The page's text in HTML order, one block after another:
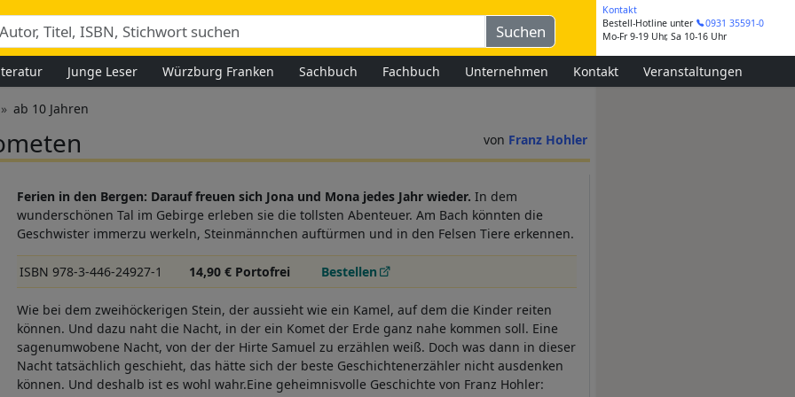
Kontakt
Bestell-Hotline unter
0931 35591-0
Mo-Fr 9-19 Uhr, Sa 10-16 Uhr
Junge Leser Würzburg Franken Sachbuch Fachbuch Unternehmen Kontakt Veranstaltungen
ab 10 Jahren
Franz Hohler
Ferien in den Bergen: Darauf freuen sich Jona und Mona jedes Jahr wieder. In dem
wunderschönen Tal im Gebirge erleben sie die tollsten Abenteuer. Am Bach könnten die
Geschwister immerzu werkeln, Steinmännchen auftürmen und in den Felsen Tiere erkennen.
ISBN 978-3-446-24927-1 14,90 € Portofrei Bestellen
Wie bei dem zweihöckerigen Stein, der aussieht wie ein Kamel, auf dem die Kinder reiten
können. Und dazu naht die Nacht, in der ein Komet der Erde ganz nahe kommen soll. Eine
sagenumwobene Nacht, von der der Hirte Samuel zu erzählen weiß. Doch was dann in dieser
Nacht tatsächlich geschieht, das hätte sich der beste Geschichtenerzähler nicht ausdenken
können. Und deshalb ist es wohl wahr.Eine geheimnisvolle Geschichte von Franz Hohler: